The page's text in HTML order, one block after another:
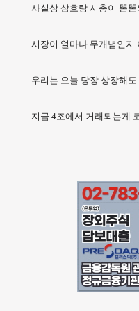
사실상 삼호랑 시총이 똔똔
시장이 얼마나 무개념인지
우리는 오늘 당장 상장해
지금 4조에서 거래되는게